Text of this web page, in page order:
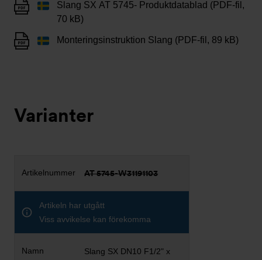
Slang SX AT 5745- Produktdatablad (PDF-fil,
70 kB)
Monteringsinstruktion Slang (PDF-fil, 89 kB)
Varianter
AT 5745-W31191103
Artikeln har utgått
Viss avvikelse kan förekomma
Slang SX DN10 F1/2" x